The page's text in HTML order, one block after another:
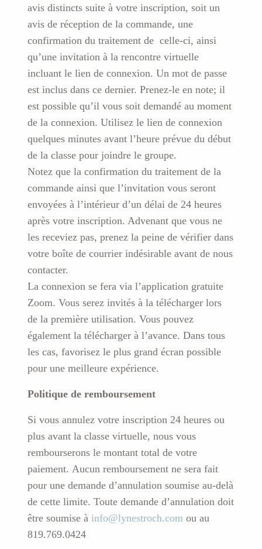
lignelundi
17
janvier
avis distincts suite à votre inscription, soit un
avis de réception de la commande, une
confirmation du traitement de celle-ci, ainsi
qu’une invitation à la rencontre virtuelle
incluant le lien de connexion. Un mot de passe
est inclus dans ce dernier. Prenez-le en note; il
est possible qu’il vous soit demandé au moment
de la connexion. Utilisez le lien de connexion
quelques minutes avant l’heure prévue du début
de la classe pour joindre le groupe.
Notez que la confirmation du traitement de la
commande ainsi que l’invitation vous seront
envoyées à l’intérieur d’un délai de 24 heures
après votre inscription. Advenant que vous ne
les receviez pas, prenez la peine de vérifier dans
votre boîte de courrier indésirable avant de nous
contacter.
La connexion se fera via l’application gratuite
Zoom. Vous serez invités à la télécharger lors
de la première utilisation. Vous pouvez
également la télécharger à l’avance. Dans tous
les cas, favorisez le plus grand écran possible
pour une meilleure expérience.
Politique de remboursement
Si vous annulez votre inscription 24 heures ou
plus avant la classe virtuelle, nous vous
rembourserons le montant total de votre
paiement. Aucun remboursement ne sera fait
pour une demande d’annulation soumise au-delà
de cette limite. Toute demande d’annulation doit
être soumise à info@lynestroch.com ou au
819.769.0424